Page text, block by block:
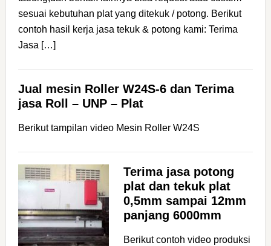
sesuai kebutuhan plat yang ditekuk / potong. Berikut
contoh hasil kerja jasa tekuk & potong kami: Terima
Jasa […]
Jual mesin Roller W24S-6 dan Terima
jasa Roll – UNP – Plat
Berikut tampilan video Mesin Roller W24S
Terima jasa potong
plat dan tekuk plat
0,5mm sampai 12mm
panjang 6000mm
Berikut contoh video produksi